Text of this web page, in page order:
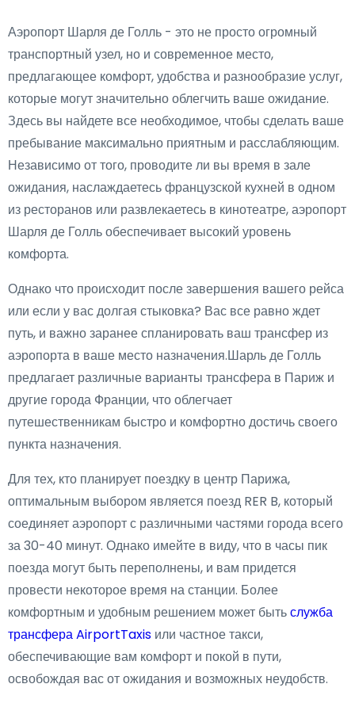
Аэропорт Шарля де Голль - это не просто огромный
транспортный узел, но и современное место,
предлагающее комфорт, удобства и разнообразие услуг,
которые могут значительно облегчить ваше ожидание.
Здесь вы найдете все необходимое, чтобы сделать ваше
пребывание максимально приятным и расслабляющим.
Независимо от того, проводите ли вы время в зале
ожидания, наслаждаетесь французской кухней в одном
из ресторанов или развлекаетесь в кинотеатре, аэропорт
Шарля де Голль обеспечивает высокий уровень
комфорта.
Однако что происходит после завершения вашего рейса
или если у вас долгая стыковка? Вас все равно ждет
путь, и важно заранее спланировать ваш трансфер из
аэропорта в ваше место назначения.Шарль де Голль
предлагает различные варианты трансфера в Париж и
другие города Франции, что облегчает
путешественникам быстро и комфортно достичь своего
пункта назначения.
Для тех, кто планирует поездку в центр Парижа,
оптимальным выбором является поезд RER B, который
соединяет аэропорт с различными частями города всего
за 30-40 минут. Однако имейте в виду, что в часы пик
поезда могут быть переполнены, и вам придется
провести некоторое время на станции. Более
комфортным и удобным решением может бытьслужба
трансфера AirportTaxis или частное такси,
обеспечивающие вам комфорт и покой в пути,
освобождая вас от ожидания и возможных неудобств.